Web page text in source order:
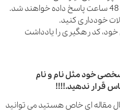
کد رهگیری را یادداشت
مثل نام و نام
ندهید.!!!!
ای خاص هستید می توانید